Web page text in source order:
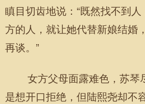
瞋目切齿地说：“既然找不到
方的人，就让她代替新娘结婚
再谈。”
女方父母面露难色，苏琴
是想开口拒绝，但陆熙尧却不